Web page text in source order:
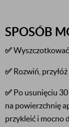
SPOSÓB
✅
✅ Rozwiń,
✅ Po usunięciu
na powierzchnię
przykleić i mocno